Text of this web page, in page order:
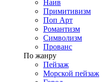
Наив
Примитивизм
Поп Арт
Романтизм
Символизм
Прованс
По жанру
Пейзаж
Морской пейзаж